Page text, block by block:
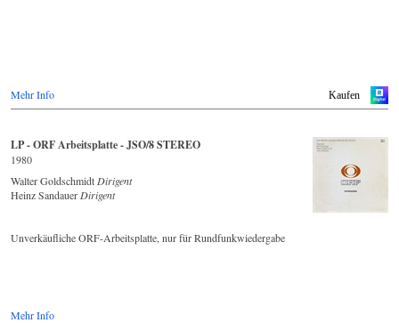
Kaufen
Mehr Info
LP - ORF Arbeitsplatte - JSO/8 STEREO
1980
Walter Goldschmidt Dirigent
Heinz Sandauer Dirigent
Unverkäufliche ORF-Arbeitsplatte, nur für Rundfunkwiedergabe
Mehr Info